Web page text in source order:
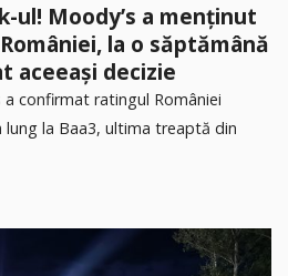
ul! Moody’s a menținut
la o săptămână
aceeași decizie
confirmat ratingul României
la Baa3, ultima treaptă din